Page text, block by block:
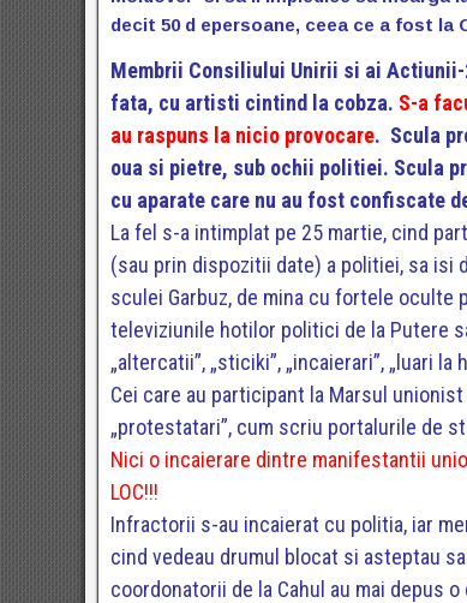
decit 50 d epersoane, ceea ce a fost
Membrii Consiliului Unirii si ai
fata, cu artisti cintind la cobza. S-a
au raspuns la nicio provocare. Scula
oua si pietre, sub ochii politiei. Scula
cu aparate care nu au fost confiscate
La fel s-a intimplat pe 25 martie, cind
(sau prin dispozitii date) a politiei, sa isi
sculei Garbuz, de mina cu fortele oculte
televiziunile hotilor politici de la Putere
„altercatii”, „sticiki”, „incaierari”, „luari
Cei care au participant la Marsul
„protestatari”, cum scriu portalurile de
Nici o incaierare dintre manifestantii
LOC!!!
Infractorii s-au incaierat cu politia, iar
cind vedeau drumul blocat si asteptau
coordonatorii de la Cahul au mai depus